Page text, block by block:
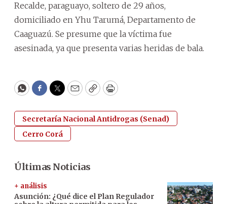
Recalde, paraguayo, soltero de 29 años,
domiciliado en Yhu Tarumá, Departamento de
Caaguazú. Se presume que la víctima fue
asesinada, ya que presenta varias heridas de bala.
WhatsApp
Facebook
Twitter
EmailCopyPrint
Secretaría Nacional Antidrogas (Senad)
Cerro Corá
Últimas Noticias
+ análisis
Asunción: ¿Qué dice el Plan Regulador